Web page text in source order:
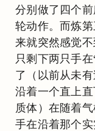
分别做了四个
轮动作。而炼
来就突然感觉
只剩下两只手
了（以前从未
沿着一个直上
质体）在随着
手在沿着那个